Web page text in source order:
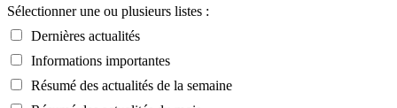
Sélectionner une ou plusieurs listes :
Dernières actualités
Informations importantes
Résumé des actualités de la semaine